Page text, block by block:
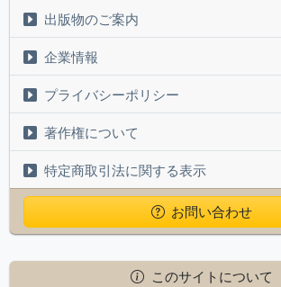
出版物のご案内
企業情報
プライバシーポリシー
著作権について
特定商取引法に関する表示
お問い合わせ
このサイトについて